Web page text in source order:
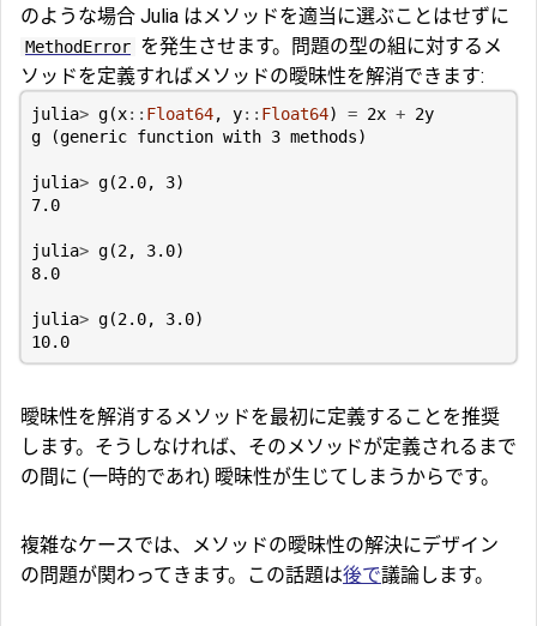
のような場合 Julia はメソッドを適当に選ぶことはせずに
MethodError を発生させます。問題の型の組に対するメ
ソッドを定義すればメソッドの曖昧性を解消できます:
julia> g(x:: Float64, y:: Float64) = 2x + 2y
g
(generic function with 3 methods)
julia> g(2.0, 3)
7.0
julia> g(2, 3.0)
8.0
julia> g(2.0, 3.0)
10.0
曖昧性を解消するメソッドを最初に定義することを推奨
します。そうしなければ、そのメソッドが定義されるまで
の間に (一時的であれ) 曖昧性が生じてしまうからです。
複雑なケースでは、メソッドの曖昧性の解決にデザイン
の問題が関わってきます。この話題は後で議論します。